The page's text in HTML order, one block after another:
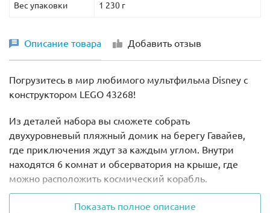
Вес упаковки 1 230 г
Описание товара Добавить отзыв
Погрузитесь в мир любимого мультфильма Disney с
конструктором LEGO 43268!
Из деталей набора вы сможете собрать
двухуровневый пляжный домик на берегу Гавайев,
где приключения ждут за каждым углом. Внутри
находятся 6 комнат и обсерватория на крыше, где
можно расположить космический корабль.
Модель обладает множеством узнаваемых
Показать полное описание